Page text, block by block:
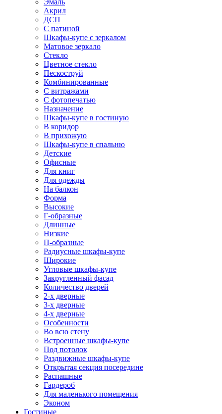
Эмаль
Акрил
ДСП
С патиной
Шкафы-купе с зеркалом
Матовое зеркало
Стекло
Цветное стекло
Пескоструй
Комбинированные
С витражами
С фотопечатью
Назначение
Шкафы-купе в гостиную
В коридор
В прихожую
Шкафы-купе в спальню
Детские
Офисные
Для книг
Для одежды
На балкон
Форма
Высокие
Г-образные
Длинные
Низкие
П-образные
Радиусные шкафы-купе
Широкие
Угловые шкафы-купе
Закругленный фасад
Количество дверей
2-х дверные
3-х дверные
4-х дверные
Особенности
Во всю стену
Встроенные шкафы-купе
Под потолок
Раздвижные шкафы-купе
Открытая секция посередине
Распашные
Гардероб
Для маленького помещения
Эконом
Гостиные